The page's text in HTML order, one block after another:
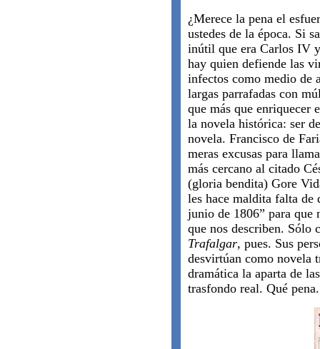
¿Merece la pena el
ustedes de la época. Si
inútil que era Carlos IV
hay quien defiende las
infectos como medio de
largas parrafadas con
que más que enriquecer
la novela histórica: ser
novela. Francisco de
meras excusas para
más cercano al citado
(gloria bendita) Gore
les hace maldita falta de
junio de 1806” para que
que nos describen. Sólo
Trafalgar, pues. Sus
desvirtúan como novela
dramática la aparta de
trasfondo real. Qué pena.